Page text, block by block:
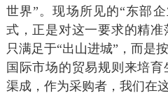
世界”。现场所见的“东部
式，正是对这一要求的精
只满足于“出山进城”，而是
国际市场的贸易规则来培
渠成，作为采购者，我们在